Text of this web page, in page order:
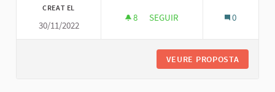
CREAT EL
30/11/2022
8 8 SEGUIDORES
SEGUIR 0
VEURE PROPOSTA